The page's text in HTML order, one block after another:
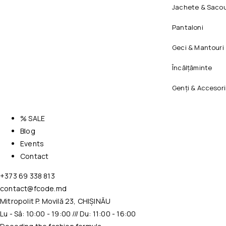
Jachete &
Pantaloni
Geci & Mantouri
Încălțăminte
Genți &
% SALE
Blog
Events
Contact
+373 69 338 813
contact@fcode.md
Mitropolit P. Movilă 23, CHIȘINĂU
Lu - Sâ: 10:00 - 19:00 /// Du: 11:00 - 16:00